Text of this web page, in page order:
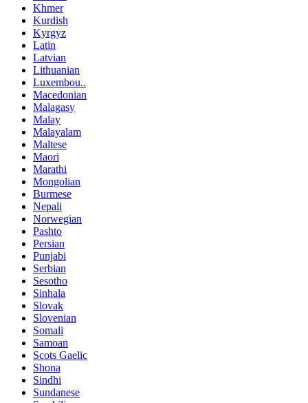
Khmer
Kurdish
Kyrgyz
Latin
Latvian
Lithuanian
Luxembou..
Macedonian
Malagasy
Malay
Malayalam
Maltese
Maori
Marathi
Mongolian
Burmese
Nepali
Norwegian
Pashto
Persian
Punjabi
Serbian
Sesotho
Sinhala
Slovak
Slovenian
Somali
Samoan
Scots Gaelic
Shona
Sindhi
Sundanese